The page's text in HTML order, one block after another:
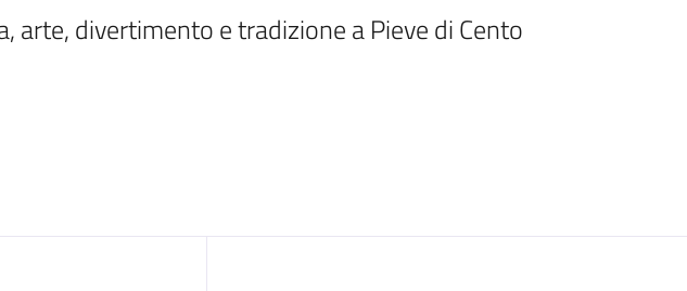
arte, divertimento e tradizione a Pieve di Cento